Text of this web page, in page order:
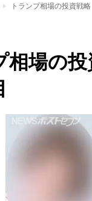
トランプ相場の投資戦
相場の